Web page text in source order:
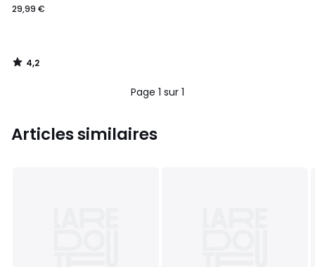
29,99 €
4,2
/
Page 1 sur 1
Articles similaires